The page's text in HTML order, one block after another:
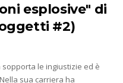
esplosive" di
#2)
le ingiustizie ed è
sua carriera ha